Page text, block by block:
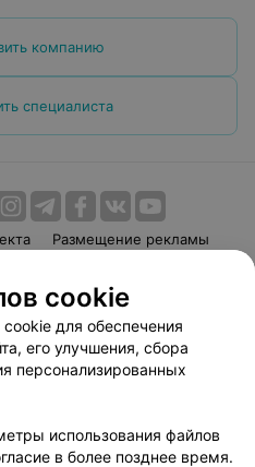
компанию
специалиста
Размещение рекламы
Способы оплаты
Партнеры
103.by
данных
cookie
для обеспечения
его улучшения, сбора
персонализированных
использования файлов
в более позднее время.